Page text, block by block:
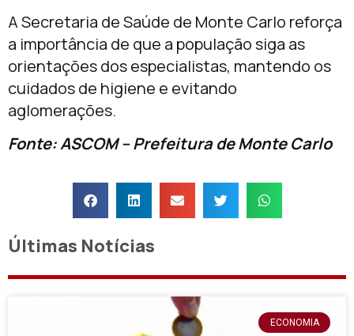
A Secretaria de Saúde de Monte Carlo reforça
a importância de que a população siga as
orientações dos especialistas, mantendo os
cuidados de higiene e evitando
aglomerações.
Fonte: ASCOM – Prefeitura de Monte Carlo
Últimas Notícias
ECONOMIA